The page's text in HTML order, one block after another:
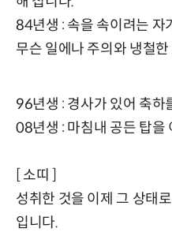
84년생 : 속을 속이려는 자
무슨 일에나 주의와 냉철
96년생 : 경사가 있어 축하
08년생 : 마침내 공든 탑을
[ 소띠 ]
성취한 것을 이제 그 상태
입니다.